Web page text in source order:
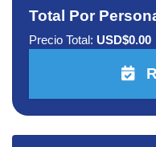
Total Por
Precio Total: USD$0.00